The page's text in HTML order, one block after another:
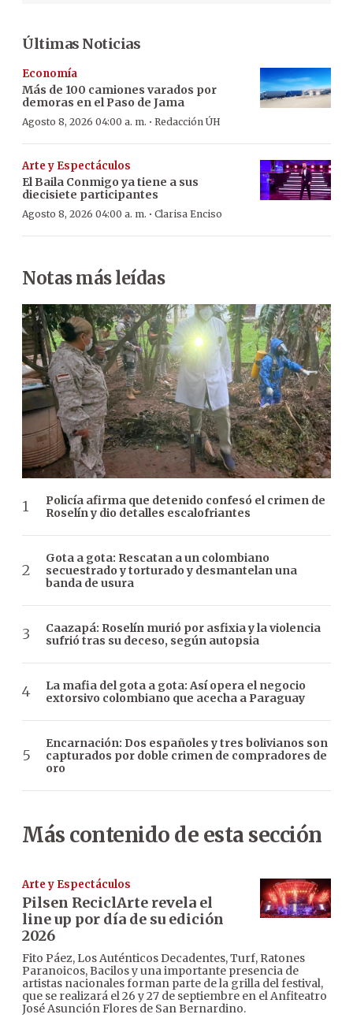
Últimas Noticias
Economía
Más de 100 camiones varados por
demoras en el Paso de Jama
Agosto 8, 2026 04:00 a. m. · Redacción ÚH
Arte y Espectáculos
El Baila Conmigo ya tiene a sus
diecisiete participantes
Agosto 8, 2026 04:00 a. m. · Clarisa Enciso
Notas más leídas
Policía afirma que detenido confesó el crimen de
Roselín y dio detalles escalofriantes
Gota a gota: Rescatan a un colombiano
secuestrado y torturado y desmantelan una
banda de usura
Caazapá: Roselín murió por asfixia y la violencia
sufrió tras su deceso, según autopsia
La mafia del gota a gota: Así opera el negocio
extorsivo colombiano que acecha a Paraguay
Encarnación: Dos españoles y tres bolivianos son
capturados por doble crimen de compradores de
oro
Más contenido de esta sección
Arte y Espectáculos
Pilsen ReciclArte revela el
line up por día de su edición
2026
Fito Páez, Los Auténticos Decadentes, Turf, Ratones
Paranoicos, Bacilos y una importante presencia de
artistas nacionales forman parte de la grilla del festival,
que se realizará el 26 y 27 de septiembre en el Anfiteatro
José Asunción Flores de San Bernardino.